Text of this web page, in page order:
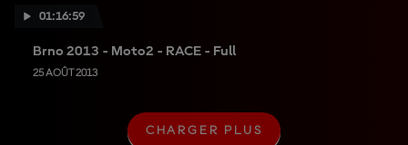
01:16:59
Brno 2013 - Moto2 - RACE - Full
25 AOÛT 2013
C
CHARGER PLUS